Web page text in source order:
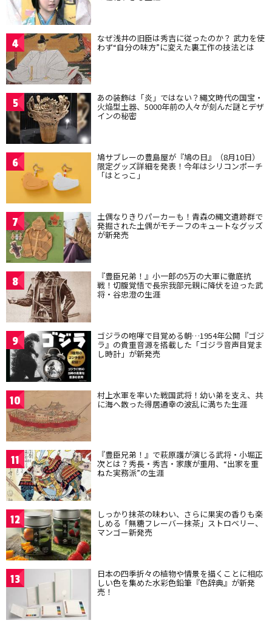
4 なぜ浅井の旧臣は秀吉に従ったのか？ 武力を使
わず“自分の味方”に変えた裏工作の技法とは
5 あの装飾は「炎」ではない？縄文時代の国宝・
火焔型土器、5000年前の人々が刻んだ謎とデザ
インの秘密
6 鳩サブレーの豊島屋が『鳩の日』（8月10日）
限定グッズ詳細を発表！今年はシリコンポーチ
「はとっこ」
7 土偶なりきりパーカーも！青森の縄文遺跡群で
発掘された土偶がモチーフのキュートなグッズ
が新発売
8 『豊臣兄弟！』小一郎の5万の大軍に徹底抗
戦！切腹覚悟で長宗我部元親に降伏を迫った武
将・谷忠澄の生涯
9 ゴジラの咆哮で目覚める朝…1954年公開『ゴジ
ラ』の貴重音源を搭載した「ゴジラ音声目覚ま
し時計」が新発売
10 村上水軍を率いた戦国武将！幼い弟を支え、共
に海へ散った得居通幸の波乱に満ちた生涯
11 『豊臣兄弟！』で萩原護が演じる武将・小堀正
次とは？秀長・秀吉・家康が重用、“出家を重
ねた実務派”の生涯
12 しっかり抹茶の味わい、さらに果実の香りも楽
しめる「無糖フレーバー抹茶」ストロベリー、
マンゴー新発売
13 日本の四季折々の植物や情景を描くことに相応
しい色を集めた水彩色鉛筆『色辞典』が新発
売！